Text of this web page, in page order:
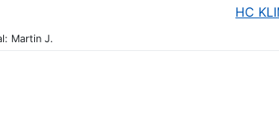
HC
Martin J.